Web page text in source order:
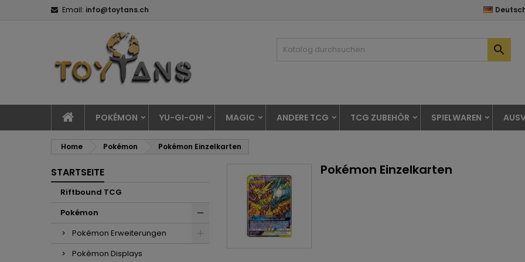
Email: info@toytans.ch

POKÉMON YU-GI-OH! MAGIC ANDERE TCG TCG ZUBEHÖR SPIELWAREN
Home Pokémon Pokémon Einzelkarten
STARTSEITE
Riftbound TCG
Pokémon
Pokémon Erweiterungen
Pokémon Displays
Pokémon Einzelkarten